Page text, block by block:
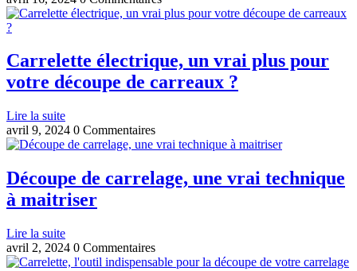
Carrelette électrique, un vrai plus pour
votre découpe de carreaux ?
Lire la suite
avril 9, 2024 0 Commentaires
Découpe de carrelage, une vrai technique
à maitriser
Lire la suite
avril 2, 2024 0 Commentaires